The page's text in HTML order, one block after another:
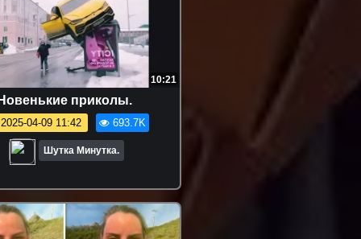
10:21
Новенькие приколы.
2025-04-09 11:42 693.7K
Шутка Минутка.